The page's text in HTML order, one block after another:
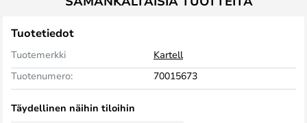
Tuotetiedot
Tuotemerkki
Kartell
Tuotenumero:
70015673
Täydellinen näihin tiloihin